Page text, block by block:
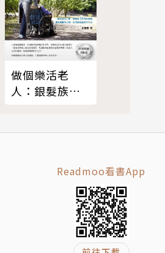
做個樂活老
人：銀髮族的
Readmoo看書App